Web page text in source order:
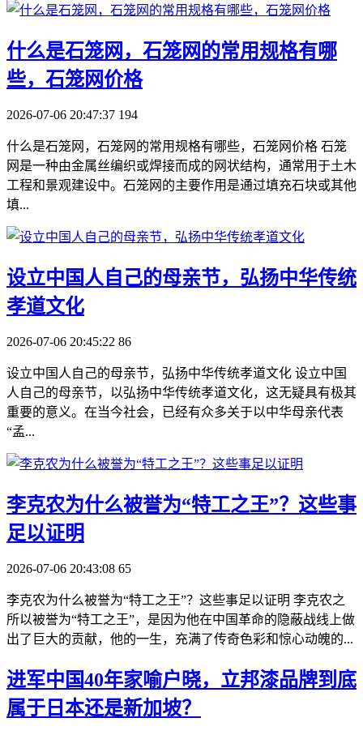
​什么是石笼网，石笼网的常用规格有哪
些，石笼网价格
2026-07-06 20:47:37 194
什么是石笼网，石笼网的常用规格有哪些，石笼网价格 石笼
网是一种由金属丝编织或焊接而成的网状结构，通常用于土木
工程和景观建设中。石笼网的主要作用是通过填充石块或其他
填...
​设立中国人自己的母亲节，弘扬中华传统
孝道文化
2026-07-06 20:45:22 86
设立中国人自己的母亲节，弘扬中华传统孝道文化 设立中国
人自己的母亲节，以弘扬中华传统孝道文化，这无疑具有极其
重要的意义。在当今社会，已经有众多关于以中华母亲代表
“孟...
李克农为什么被誉为“特工之王”？这些事
足以证明
2026-07-06 20:43:08 65
李克农为什么被誉为“特工之王”？这些事足以证明 李克农之
所以被誉为“特工之王”，是因为他在中国革命的隐蔽战线上做
出了巨大的贡献，他的一生，充满了传奇色彩和惊心动魄的...
​进军中国40年家喻户晓，立邦漆品牌到底
属于日本还是新加坡？